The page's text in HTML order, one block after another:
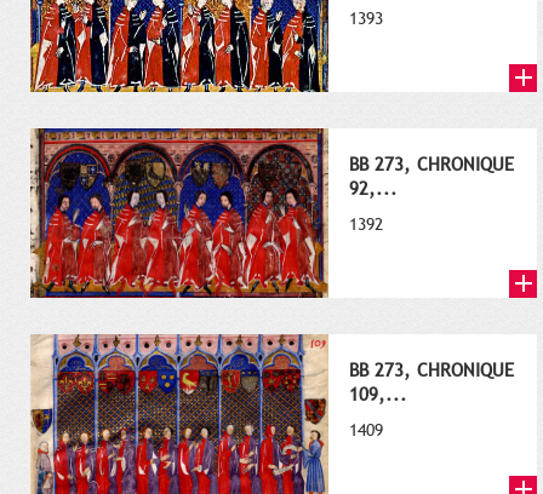
1393
BB 273, CHRONIQUE
92,...
1392
BB 273, CHRONIQUE
109,...
1409